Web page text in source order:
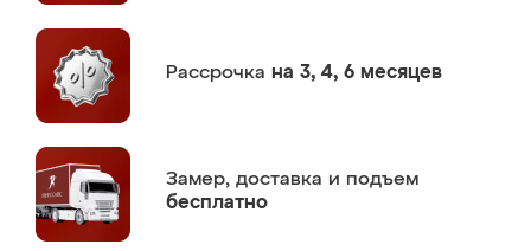
Рассрочка на 3, 4, 6 месяцев
Замер, доставка и подъем
бесплатно